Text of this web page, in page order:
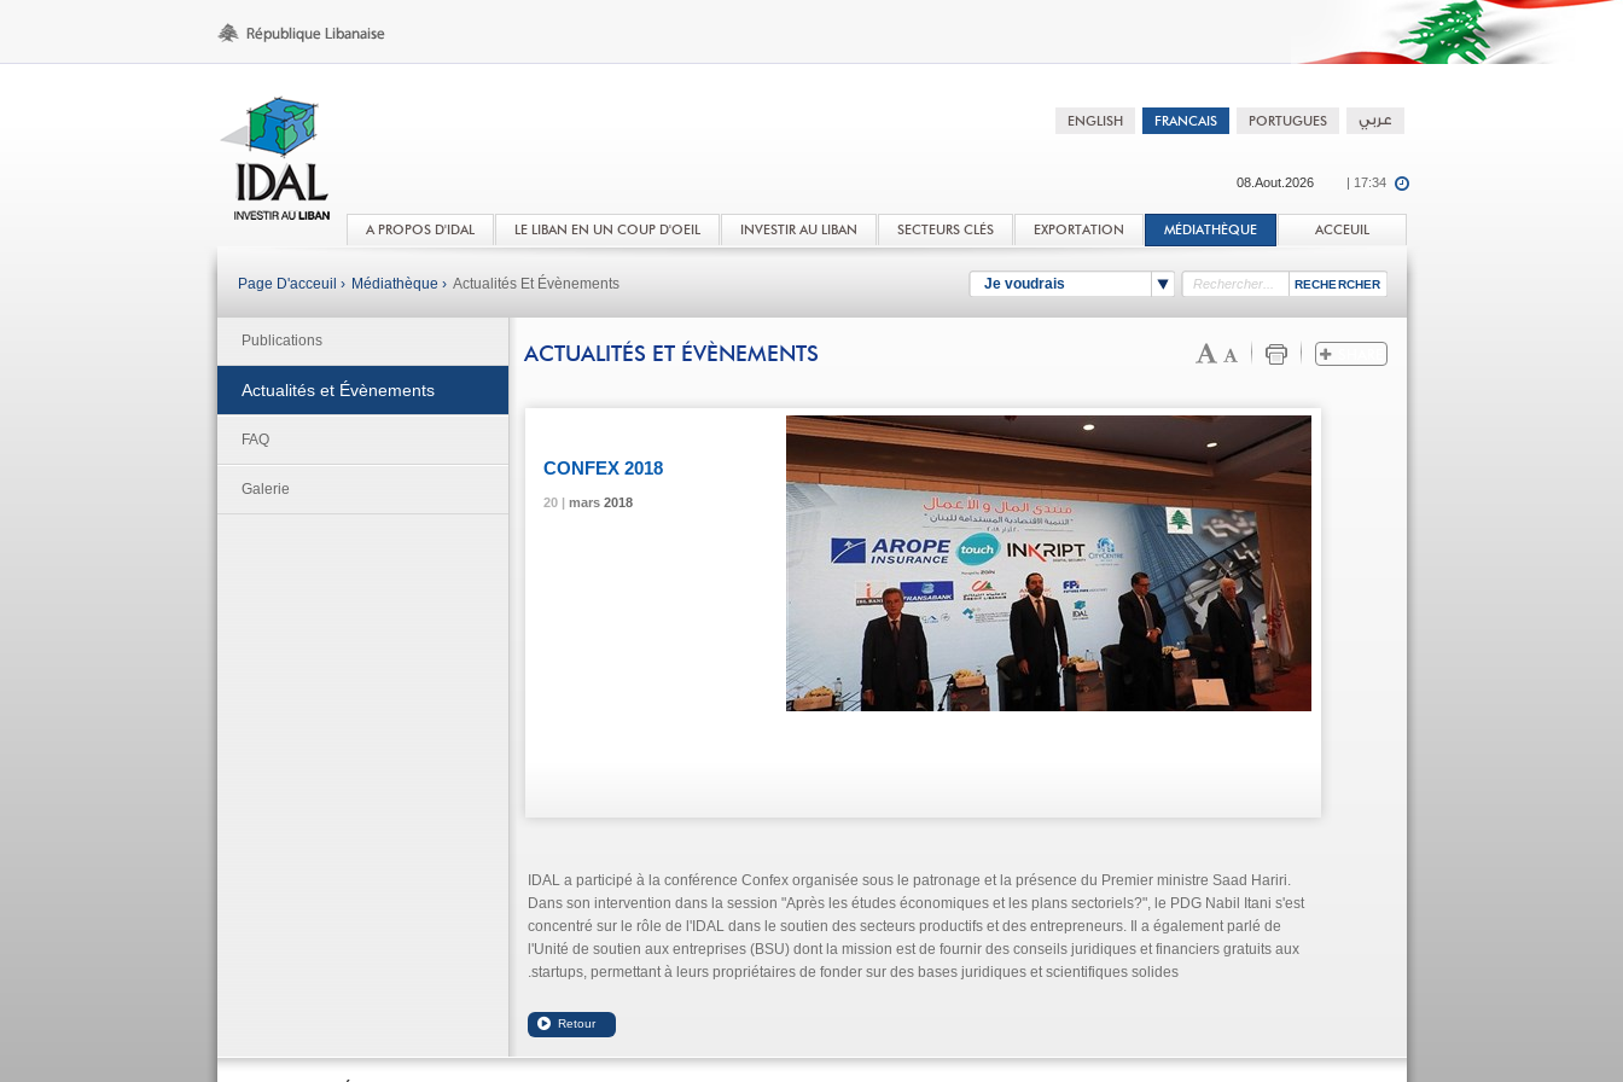
08.Aout.2026 | 17:34
A PROPOS D'IDAL LE LIBAN EN UN COUP D'OEIL INVESTIR AU LIBAN SECTEURS CLÉS EXPORTATION MÉDIATHÈQUE ACCEUIL
Je voudrais
Page D'acceuil › Médiathèque › Actualités Et Évènements
Publications
Actualités et Évènements
FAQ
Galerie
ACTUALITÉS ET ÉVÈNEMENTS
20 | mars2018
CONFEX 2018
20 | mars2018
20 | mars2018
IDAL a participé à la conférence Confex organisée sous le patronage et la présence du Premier ministre Saad Hariri.
Dans son intervention dans la session "Après les études économiques et les plans sectoriels?", le PDG Nabil Itani s'est
concentré sur le rôle de l'IDAL dans le soutien des secteurs productifs et des entrepreneurs. Il a également parlé de
l'Unité de soutien aux entreprises (BSU) dont la mission est de fournir des conseils juridiques et financiers gratuits aux
startups, permettant à leurs propriétaires de fonder sur des bases juridiques et scientifiques solides.